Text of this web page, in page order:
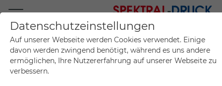
Mo.-Fr. 09:00-17:00
+49 (0)711 55 75 25
Datenschutzeinstellungen
Auf unserer Webseite werden Cookies verwendet. Einige
davon werden zwingend benötigt, während es uns andere
ermöglichen, Ihre Nutzererfahrung auf unserer Webseite zu
verbessern.